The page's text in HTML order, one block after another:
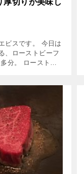
ビスです。 今日は
、ローストビーフ
分。 ローストビ